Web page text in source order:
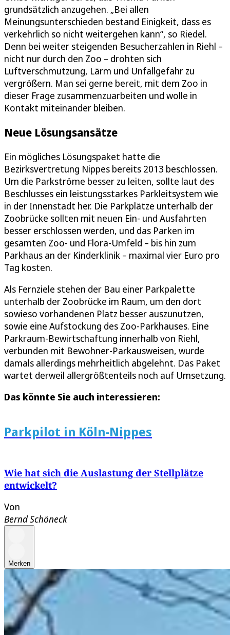
grundsätzlich anzugehen. „Bei allen
Meinungsunterschieden bestand Einigkeit, dass es
verkehrlich so nicht weitergehen kann“, so Riedel.
Denn bei weiter steigenden Besucherzahlen in Riehl –
nicht nur durch den Zoo – drohten sich
Luftverschmutzung, Lärm und Unfallgefahr zu
vergrößern. Man sei gerne bereit, mit dem Zoo in
dieser Frage zusammenzuarbeiten und wolle in
Kontakt miteinander bleiben.
Neue Lösungsansätze
Ein mögliches Lösungspaket hatte die
Bezirksvertretung Nippes bereits 2013 beschlossen.
Um die Parkströme besser zu leiten, sollte laut des
Beschlusses ein leistungsstarkes Parkleitsystem wie
in der Innenstadt her. Die Parkplätze unterhalb der
Zoobrücke sollten mit neuen Ein- und Ausfahrten
besser erschlossen werden, und das Parken im
gesamten Zoo- und Flora-Umfeld – bis hin zum
Parkhaus an der Kinderklinik – maximal vier Euro pro
Tag kosten.
Als Fernziele stehen der Bau einer Parkpalette
unterhalb der Zoobrücke im Raum, um den dort
sowieso vorhandenen Platz besser auszunutzen,
sowie eine Aufstockung des Zoo-Parkhauses. Eine
Parkraum-Bewirtschaftung innerhalb von Riehl,
verbunden mit Bewohner-Parkausweisen, wurde
damals allerdings mehrheitlich abgelehnt. Das Paket
wartet derweil allergrößtenteils noch auf Umsetzung.
Das könnte Sie auch interessieren:
Parkpilot in Köln-Nippes
Wie hat sich die Auslastung der Stellplätze
entwickelt?
Von
Bernd Schöneck
Merken